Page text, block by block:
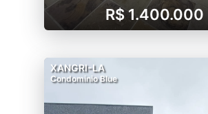
R$ 1.400.000
XANGRI-LA
Condominio Blue